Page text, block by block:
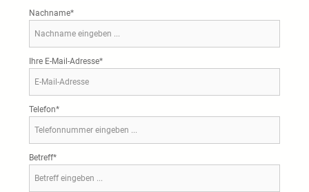
Nachname*
Ihre E-Mail-Adresse*
Telefon*
Betreff*